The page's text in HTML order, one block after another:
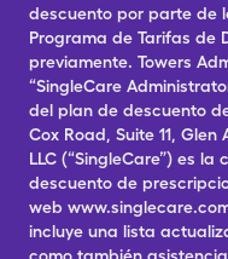
descuento por parte de
Programa de Tarifas de
previamente. Towers
“SingleCare
del plan de descuento
Cox Road, Suite 11,
LLC (“SingleCare”) es
descuento de
web
incluye una lista